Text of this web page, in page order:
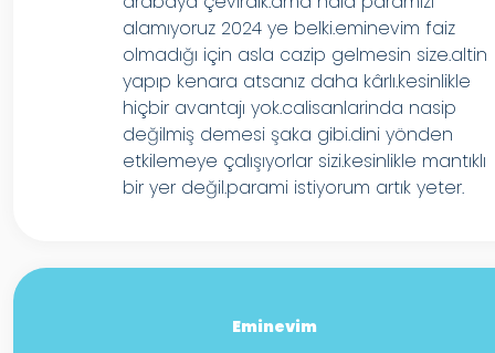
alamıyoruz 2024 ye belki.eminevim faiz
olmadığı için asla cazip gelmesin size.altin
yapıp kenara atsanız daha kârlı.kesinlikle
hiçbir avantajı yok.calisanlarinda nasip
değilmiş demesi şaka gibi.dini yönden
etkilemeye çalışıyorlar sizi.kesinlikle mantıklı
bir yer değil.parami istiyorum artık yeter.
Eminevim